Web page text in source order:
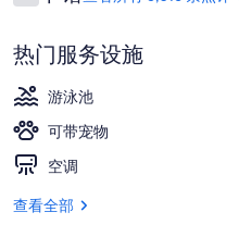
度
假
酒
店
的
照
评
热门服务设施
游泳池
可带宠物
空调
查看全部